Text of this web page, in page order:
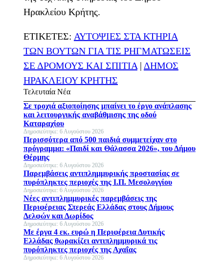
Ηρακλείου Κρήτης.
ΕΤΙΚΕΤΕΣ: ΑΥΤΟΨΙΕΣ ΣΤΑ ΚΤΗΡΙΑ
ΤΩΝ ΒΟΥΤΩΝ ΓΙΑ ΤΙΣ ΡΗΓΜΑΤΩΣΕΙΣ
ΣΕ ΔΡΟΜΟΥΣ ΚΑΙ ΣΠΙΤΙΑ | ΔΗΜΟΣ
ΗΡΑΚΛΕΙΟΥ ΚΡΗΤΗΣ
Τελευταία Νέα
Σε τροχιά αξιοποίησης μπαίνει το έργο ανάπλασης
και λειτουργικής αναβάθμισης της οδού
Καταραχίου
Δημοσιεύτηκε: 6 Αυγούστου 2026
Περισσότερα από 500 παιδιά συμμετείχαν στο
πρόγραμμα: «Παιδί και Θάλασσα 2026», του Δήμου
Θέρμης
Δημοσιεύτηκε: 6 Αυγούστου 2026
Παρεμβάσεις αντιπλημμυρικής προστασίας σε
πυρόπληκτες περιοχές της Ι.Π. Μεσολογγίου
Δημοσιεύτηκε: 6 Αυγούστου 2026
Νέες αντιπλημμυρικές παρεμβάσεις της
Περιφέρειας Στερεάς Ελλάδας στους Δήμους
Δελφών και Δωρίδος
Δημοσιεύτηκε: 6 Αυγούστου 2026
Με έργα 4 εκ. ευρώ η Περιφέρεια Δυτικής
Ελλάδας θωρακίζει αντιπλημμυρικά τις
πυρόπληκτες περιοχές της Αχαΐας
Δημοσιεύτηκε: 6 Αυγούστου 2026